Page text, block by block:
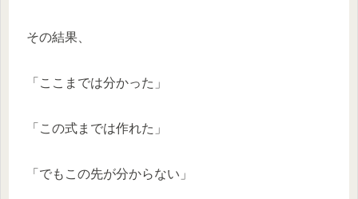
その結果、
「ここまでは分かった」
「この式までは作れた」
「でもこの先が分からない」